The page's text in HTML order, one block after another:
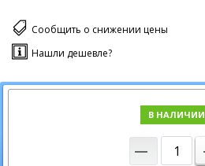
Сообщить о снижении цены
Нашли дешевле?
В НАЛИЧИИ